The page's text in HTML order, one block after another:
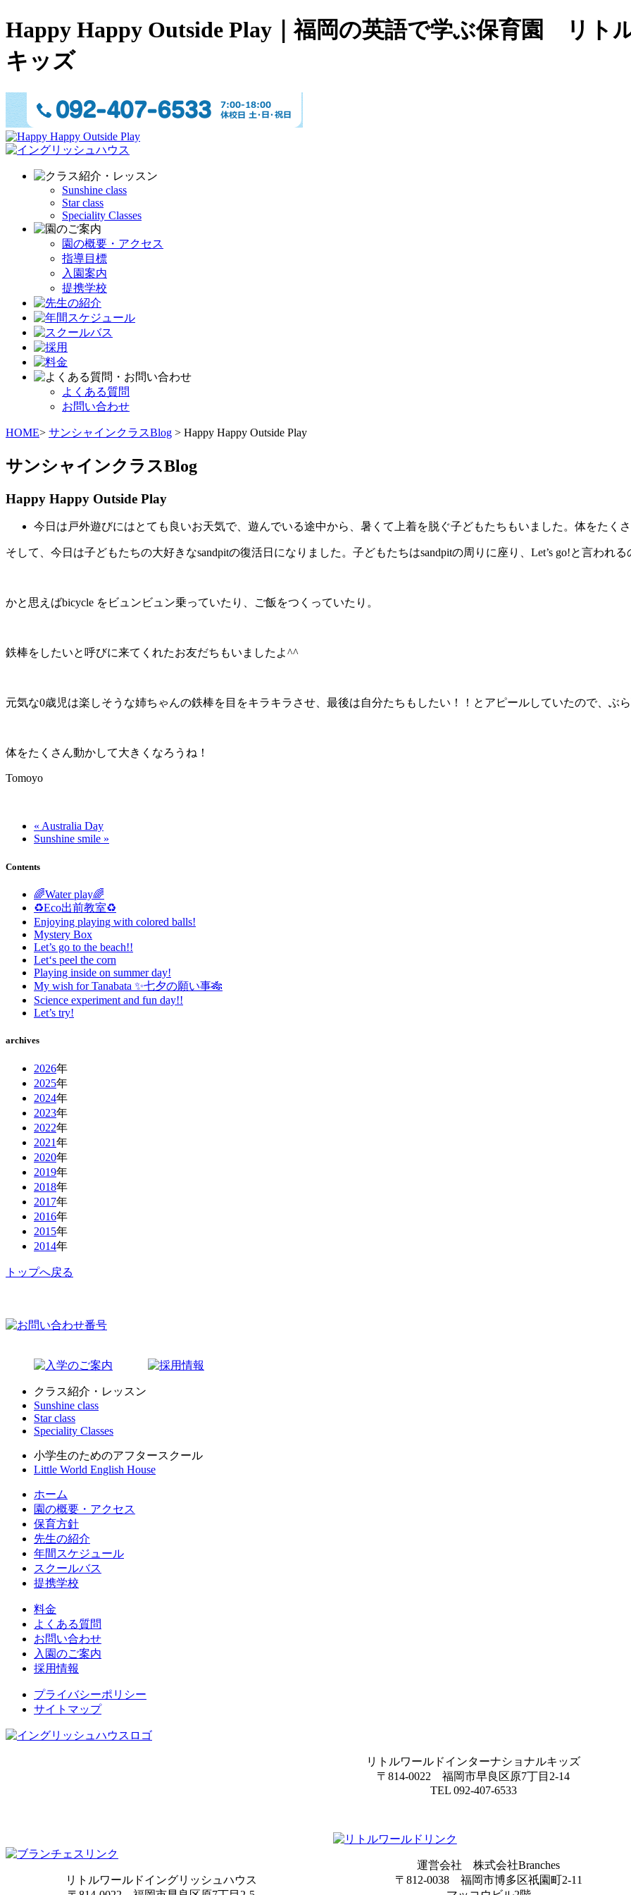
Happy Happy Outside Play｜福岡の英語で学ぶ保育園 リト
キッズ
Sunshine class
Star class
Speciality Classes
園の概要・アクセス
指導目標
入園案内
提携学校
よくある質問
お問い合わせ
HOME> サンシャインクラスBlog > Happy Happy Outside Play
サンシャインクラスBlog
Happy Happy Outside Play
今日は戸外遊びにはとても良いお天気で、遊んでいる途中から、暑くて上着を脱ぐ子どもたちもいました。体をたく
そして、今日は子どもたちの大好きなsandpitの復活日になりました。子どもたちはsandpitの周りに座り、Let’s go!と言われ
かと思えばbicycle をビュンビュン乗っていたり、ご飯をつくっていたり。
鉄棒をしたいと呼びに来てくれたお友だちもいましたよ^^
元気な0歳児は楽しそうな姉ちゃんの鉄棒を目をキラキラさせ、最後は自分たちもしたい！！とアピールしていたので、ぶら
体をたくさん動かして大きくなろうね！
Tomoyo
« Australia Day
Sunshine smile »
Contents
🌈Water play🌈
♻️Eco出前教室♻️
Enjoying playing with colored balls!
Mystery Box
Let’s go to the beach!!
Let‘s peel the corn
Playing inside on summer day!
My wish for Tanabata ✨七夕の願い事🎋
Science experiment and fun day!!
Let’s try!
archives
2026年
2025年
2024年
2023年
2022年
2021年
2020年
2019年
2018年
2017年
2016年
2015年
2014年
トップへ戻る
クラス紹介・レッスン
Sunshine class
Star class
Speciality Classes
小学生のためのアフタースクール
Little World English House
ホーム
園の概要・アクセス
保育方針
先生の紹介
年間スケジュール
スクールバス
提携学校
料金
よくある質問
お問い合わせ
入園のご案内
採用情報
プライバシーポリシー
サイトマップ
リトルワールドインターナショナルキッズ
〒814-0022 福岡市早良区原7丁目2-14
TEL 092-407-6533
リトルワールドイングリッシュハウス
運営会社 株式会社Branches
〒812-0038 福岡市博多区祇園町2-11